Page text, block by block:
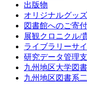
出版物
オリジナルグッズ
図書館へのご寄
展観クロニクル/
ライブラリーサ
研究データ管理
九州地区大学図
九州地区図書系